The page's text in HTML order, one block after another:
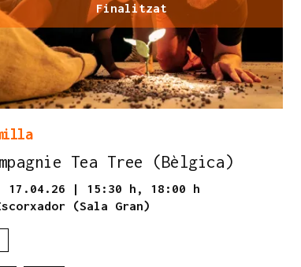
Finalitzat
Tea Tree (Bèlgica)
17.04.26 | 15:30 h,
18:00 h
(Sala Gran)